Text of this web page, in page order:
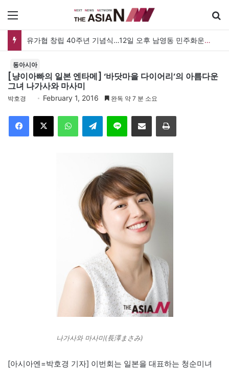
유가협 창립 40주년 기념식…12일 오후 남영동 민주화운동기념관
동아시아
[냥이아빠의 일본 엔타메] ‘바닷마을 다이어리’의 아름다운
그녀 나가사와 마사미
박호경 February 1, 2016 완독 약 7 분 소요
Telegram 이메일
나가사와 마사미(長澤まさみ)
[아시아엔=박호경 기자] 이번회는 일본을 대표하는 청순미녀